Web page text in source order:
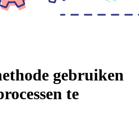
gebruiken
te